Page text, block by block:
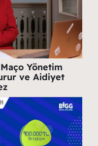
Yönetim
ve Aidiyet